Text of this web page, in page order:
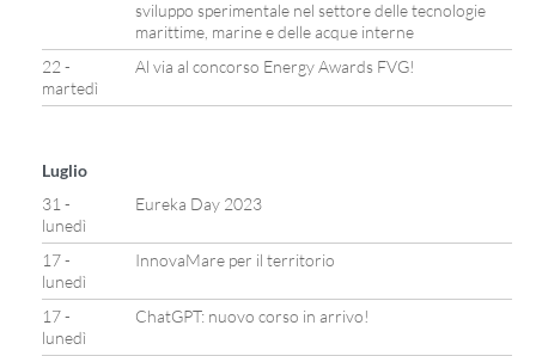
sviluppo sperimentale nel settore delle tecnologie
marittime, marine e delle acque interne
22 -
martedì
Al via al concorso Energy Awards FVG!
Luglio
31 -
lunedì
Eureka Day 2023
17 -
lunedì
InnovaMare per il territorio
17 -
lunedì
ChatGPT: nuovo corso in arrivo!